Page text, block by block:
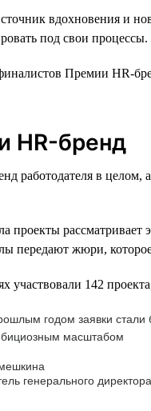
вдохновения и
под свои процессы.
Премии HR-
HR-бренд
работодателя в
проекты
передают жюри,
участвовали 142
годом заявки
масштабом
генерального